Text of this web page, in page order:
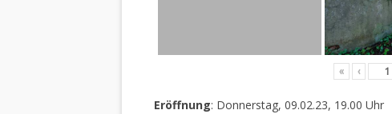
« ‹
Eröffnung: Donnerstag, 09.02.23, 19.00 Uhr